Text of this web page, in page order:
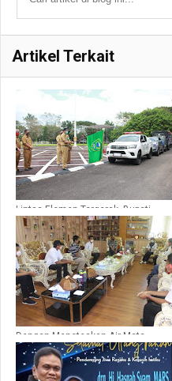
Artikel Terkait
Lintas Elemen Tergerak, Bupati
Barru Kembali Lepas Bantuan untuk
Banjir Masamba
Dengan Meneteskan Air Mata,
Bupati Luwu Utara Mendekap
Perwakilan Forum Anak Barru di
Masamba